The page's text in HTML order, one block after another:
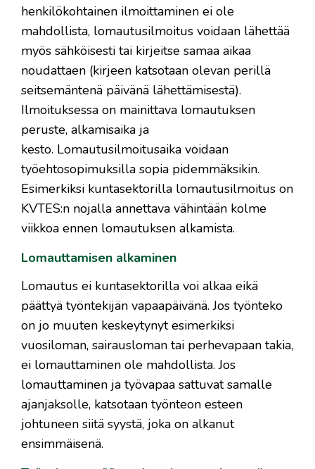
henkilökohtainen ilmoittaminen ei ole
mahdollista, lomautusilmoitus voidaan lähettää
myös sähköisesti tai kirjeitse samaa aikaa
noudattaen (kirjeen katsotaan olevan perillä
seitsemäntenä päivänä lähettämisestä).
Ilmoituksessa on mainittava lomautuksen
peruste, alkamisaika ja
kesto. Lomautusilmoitusaika voidaan
työehtosopimuksilla sopia pidemmäksikin.
Esimerkiksi kuntasektorilla lomautusilmoitus on
KVTES:n nojalla annettava vähintään kolme
viikkoa ennen lomautuksen alkamista.
Lomauttamisen alkaminen
Lomautus ei kuntasektorilla voi alkaa eikä
päättyä työntekijän vapaapäivänä. Jos työnteko
on jo muuten keskeytynyt esimerkiksi
vuosiloman, sairausloman tai perhevapaan takia,
ei lomauttaminen ole mahdollista. Jos
lomauttaminen ja työvapaa sattuvat samalle
ajanjaksolle, katsotaan työnteon esteen
johtuneen siitä syystä, joka on alkanut
ensimmäisenä.